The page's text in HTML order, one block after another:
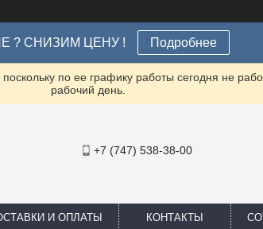
? СНИЗИМ ЦЕНУ ! Подробнее
по ее графику работы сегодня не
рабочий день.
+7 (747) 538-38-00
И ОПЛАТЫ КОНТАКТЫ